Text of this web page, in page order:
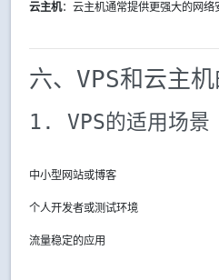
云主机：云主机通常提供更强大的网络
六、VPS和云主
1. VPS的适用场景
中小型网站或博客
个人开发者或测试环境
流量稳定的应用